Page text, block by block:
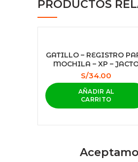
PRODUCTOS
GATILLO – REGISTRO
MOCHILA – XP –
S/34.00
AÑADIR AL
CARRITO